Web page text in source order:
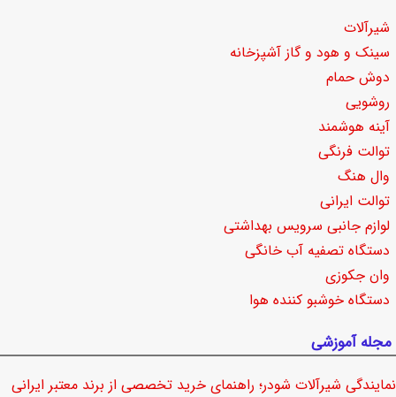
شیرآلات
سینک و هود و گاز آشپزخانه
دوش حمام
روشویی
آینه هوشمند
توالت فرنگی
وال هنگ
توالت ایرانی
لوازم جانبی سرویس بهداشتی
دستگاه تصفیه آب خانگی
وان جکوزی
دستگاه خوشبو کننده هوا
مجله آموزشی
نمایندگی شیرآلات شودر؛ راهنمای خرید تخصصی از برند معتبر ایرانی